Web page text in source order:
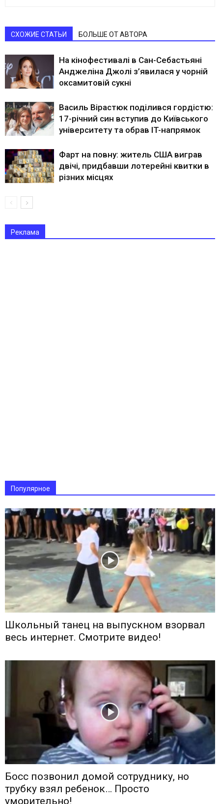
СХОЖИЕ СТАТЬИ БОЛЬШЕ ОТ АВТОРА
На кінофестивалі в Сан-Себастьяні
Анджеліна Джолі з’явилася у чорній
оксамитовій сукні
Василь Вірастюк поділився гордістю:
17-річний син вступив до Київського
університету та обрав IT-напрямок
Фарт на повну: житель США виграв
двічі, придбавши лотерейні квитки в
різних місцях
Реклама
Популярное
Школьный танец на выпускном взорвал
весь интернет. Смотрите видео!
Босс позвонил домой сотруднику, но
трубку взял ребенок… Просто
уморительно!